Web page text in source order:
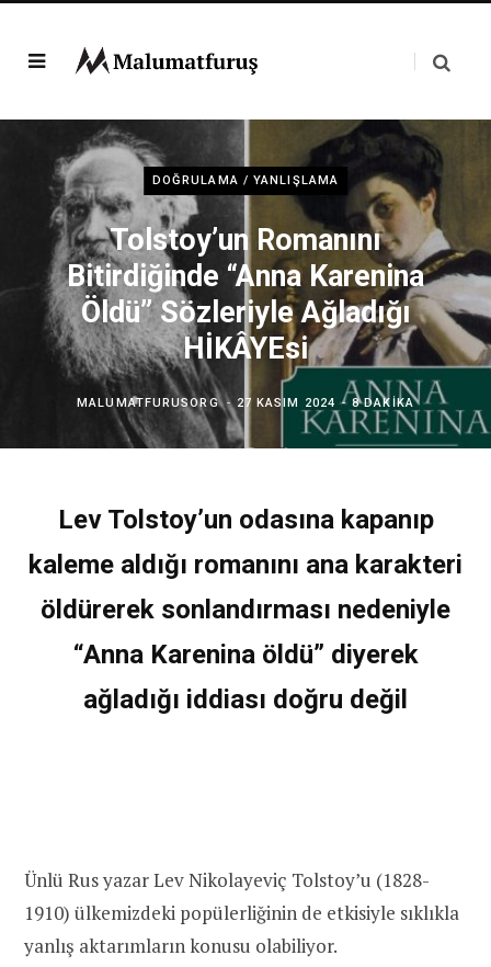
DOĞRULAMA / YANLIŞLAMA
Tolstoy’un Romanını
Bitirdiğinde “Anna Karenina
Öldü” Sözleriyle Ağladığı
HİKÂYEsi
MALUMATFURUSORG 27 KASIM 2024 8 DAKIKA
Lev Tolstoy’un odasına kapanıp
kaleme aldığı romanını ana karakteri
öldürerek sonlandırması nedeniyle
“Anna Karenina öldü” diyerek
ağladığı iddiası doğru değil
Ünlü Rus yazar Lev Nikolayeviç Tolstoy’u (1828-
1910) ülkemizdeki popülerliğinin de etkisiyle sıklıkla
yanlış aktarımların konusu olabiliyor.